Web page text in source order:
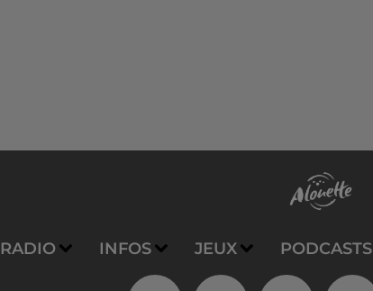
RADIO INFOS JEUX PODCASTS